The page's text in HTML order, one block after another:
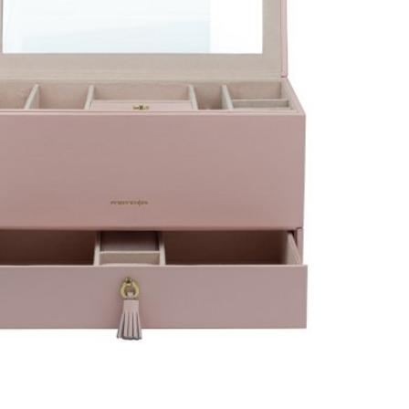
usnadní nasazení i úpravu šperků.
kůže nebo jemný velur, dodávají šperkovnicím elegantní
vybrat si šperkovnici, která ladí s vaším stylem.